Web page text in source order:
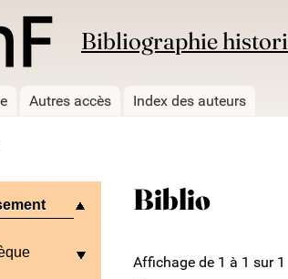
Bibliographie
Autres accès Index des auteurs
Biblio
Affichage de 1 à 1 sur 1